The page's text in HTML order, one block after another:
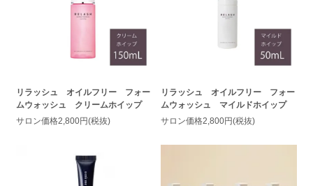
リラッシュ オイルフリー フォー
ムウォッシュ クリームホイップ
サロン価格2,800円(税抜)
リラッシュ オイルフリー フォー
ムウォッシュ マイルドホイップ
サロン価格2,800円(税抜)